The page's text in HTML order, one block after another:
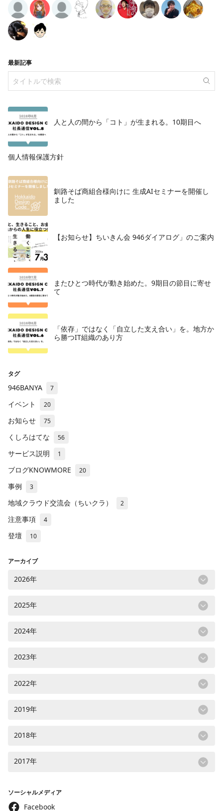
最新記事
人と人の間から「コト」が生まれる。10期目へ
個人情報保護方針
釧路そば商組合様向けに 生成AIセミナーを開催し
ました
【お知らせ】ちいきん会 946ダイアログ」のご案内
またひとつ時代が動き始めた。9期目の節目に寄せ
て
「依存」ではなく「自立した支え合い」を。地方か
ら勝つIT組織のあり方
タグ
946BANYA 7
イベント 20
お知らせ 75
くしろはてな 56
サービス説明 1
ブログKNOWMORE 20
事例 3
地域クラウド交流会（ちいクラ） 2
注意事項 4
登壇 10
アーカイブ
2026年
2025年
2024年
2023年
2022年
2019年
2018年
2017年
ソーシャルメディア
Facebook